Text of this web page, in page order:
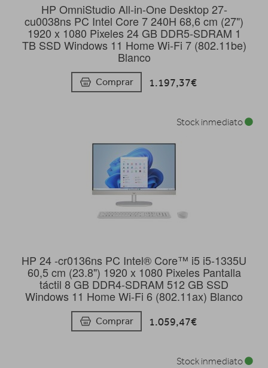
HP OmniStudio All-in-One Desktop 27-
cu0038ns PC Intel Core 7 240H 68,6 cm (27")
1920 x 1080 Pixeles 24 GB DDR5-SDRAM 1
TB SSD Windows 11 Home Wi-Fi 7 (802.11be)
Blanco
Comprar 1.197,37€
HP 24 -cr0136ns PC Intel® Core™ i5 i5-1335U
60,5 cm (23.8") 1920 x 1080 Pixeles Pantalla
táctil 8 GB DDR4-SDRAM 512 GB SSD
Windows 11 Home Wi-Fi 6 (802.11ax) Blanco
Comprar 1.059,47€
Stock inmediato
Stock inmediato